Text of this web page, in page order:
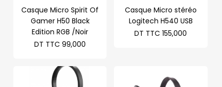
Casque Micro Spirit Of
Gamer H50 Black
Edition RGB /Noir
DT TTC 99,000
Casque Micro stéréo
Logitech H540 USB
DT TTC 155,000